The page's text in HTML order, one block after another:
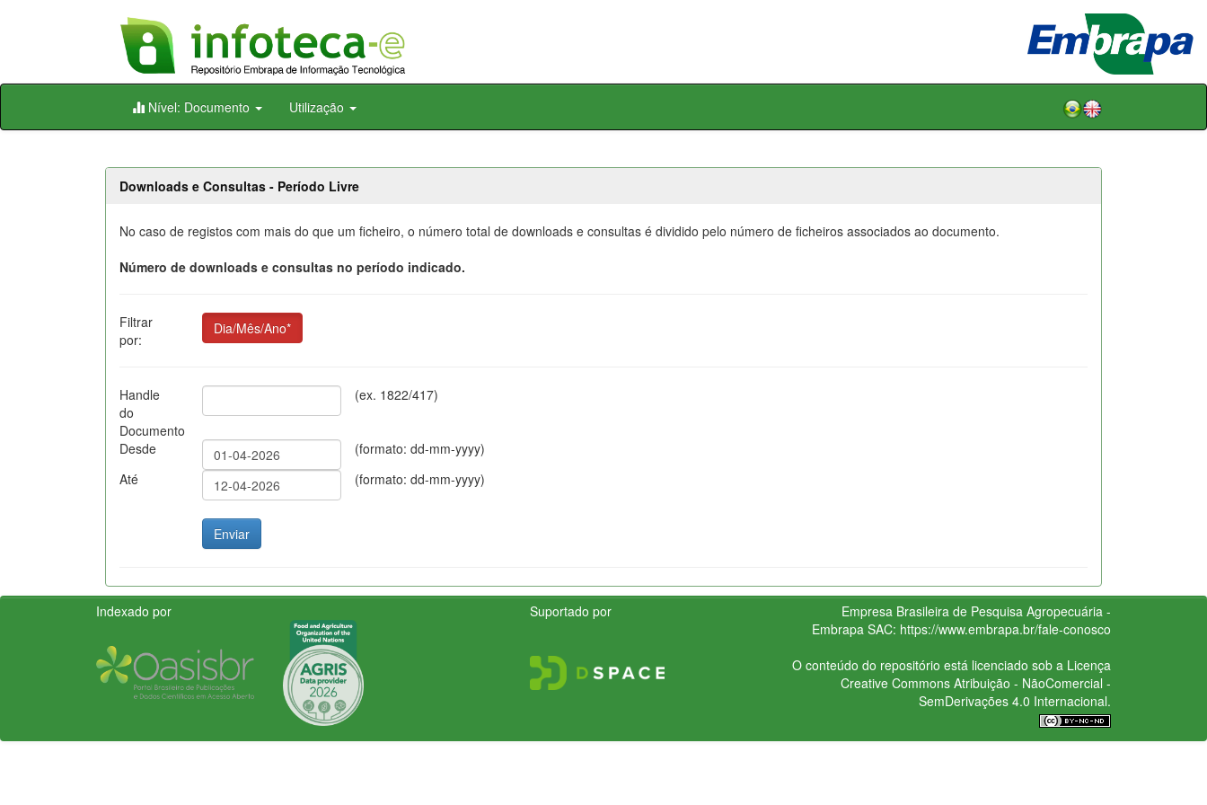
Skip
Nível: Documento Utilização
Downloads e Consultas - Período Livre
No caso de registos com mais do que um ficheiro, o número total de downloads e consultas é dividido pelo número de ficheiros associados ao documento.
Número de downloads e consultas no período indicado.
Filtrar
por:
Dia/Mês/Ano*
Handle
do
Documento
(ex. 1822/417)
Desde
(formato: dd-mm-yyyy)
Até
(formato: dd-mm-yyyy)
Indexado por Suportado por
Empresa Brasileira de Pesquisa Agropecuária -
Embrapa SAC: https://www.embrapa.br/fale-conosco
O conteúdo do repositório está licenciado sob a Licença
Creative CommonsAtribuição - NãoComercial -
SemDerivações 4.0 Internacional.